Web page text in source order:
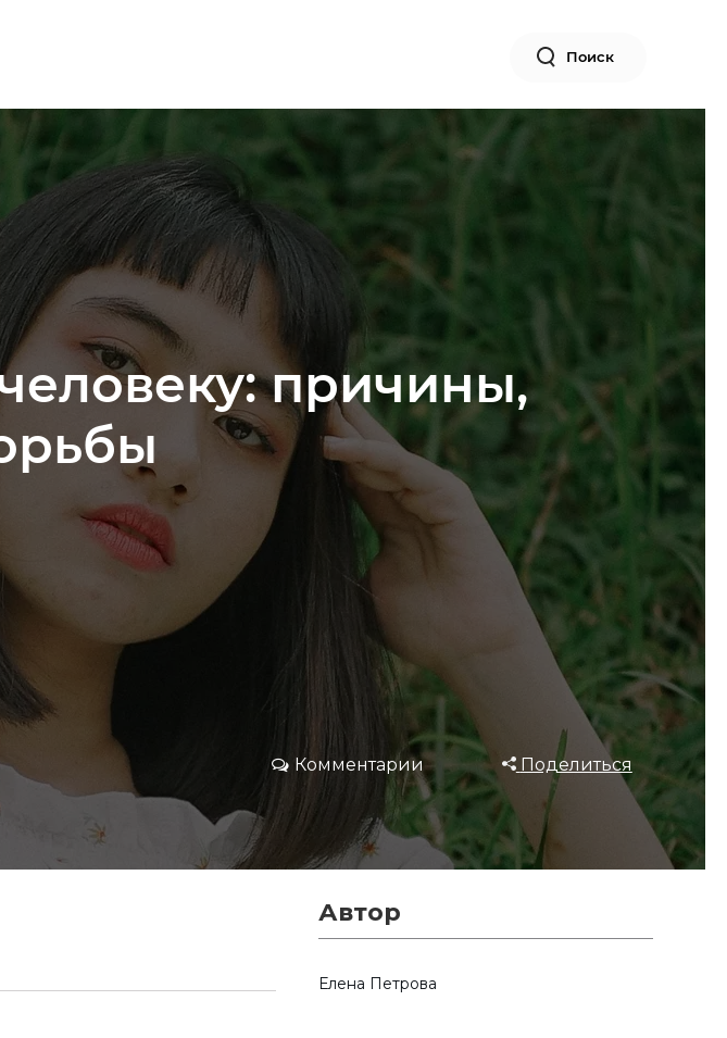
Поиск
причины,
Комментарии Поделиться
Автор
Елена Петрова